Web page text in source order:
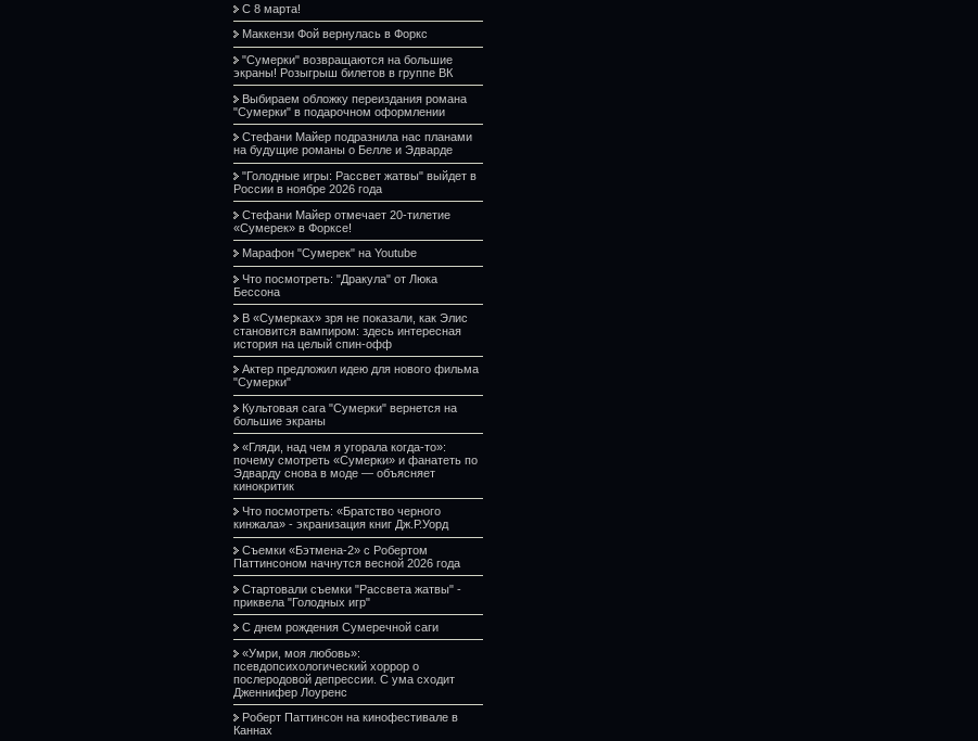
С 8 марта!
Маккензи Фой вернулась в Форкс
"Сумерки" возвращаются на большие
экраны! Розыгрыш билетов в группе ВК
Выбираем обложку переиздания романа
"Сумерки" в подарочном оформлении
Стефани Майер подразнила нас планами
на будущие романы о Белле и Эдварде
"Голодные игры: Рассвет жатвы" выйдет в
России в ноябре 2026 года
Стефани Майер отмечает 20-тилетие
«Сумерек» в Форксе!
Марафон "Сумерек" на Youtube
Что посмотреть: "Дракула" от Люка
Бессона
В «Сумерках» зря не показали, как Элис
становится вампиром: здесь интересная
история на целый спин-офф
Актер предложил идею для нового фильма
"Сумерки"
Культовая сага "Сумерки" вернется на
большие экраны
«Гляди, над чем я угорала когда-то»:
почему смотреть «Сумерки» и фанатеть по
Эдварду снова в моде — объясняет
кинокритик
Что посмотреть: «Братство черного
кинжала» - экранизация книг Дж.Р.Уорд
Съемки «Бэтмена-2» с Робертом
Паттинсоном начнутся весной 2026 года
Стартовали съемки "Рассвета жатвы" -
приквела "Голодных игр"
С днем рождения Сумеречной саги
«Умри, моя любовь»:
псевдопсихологический хоррор о
послеродовой депрессии. С ума сходит
Дженнифер Лоуренс
Роберт Паттинсон на кинофестивале в
Каннах